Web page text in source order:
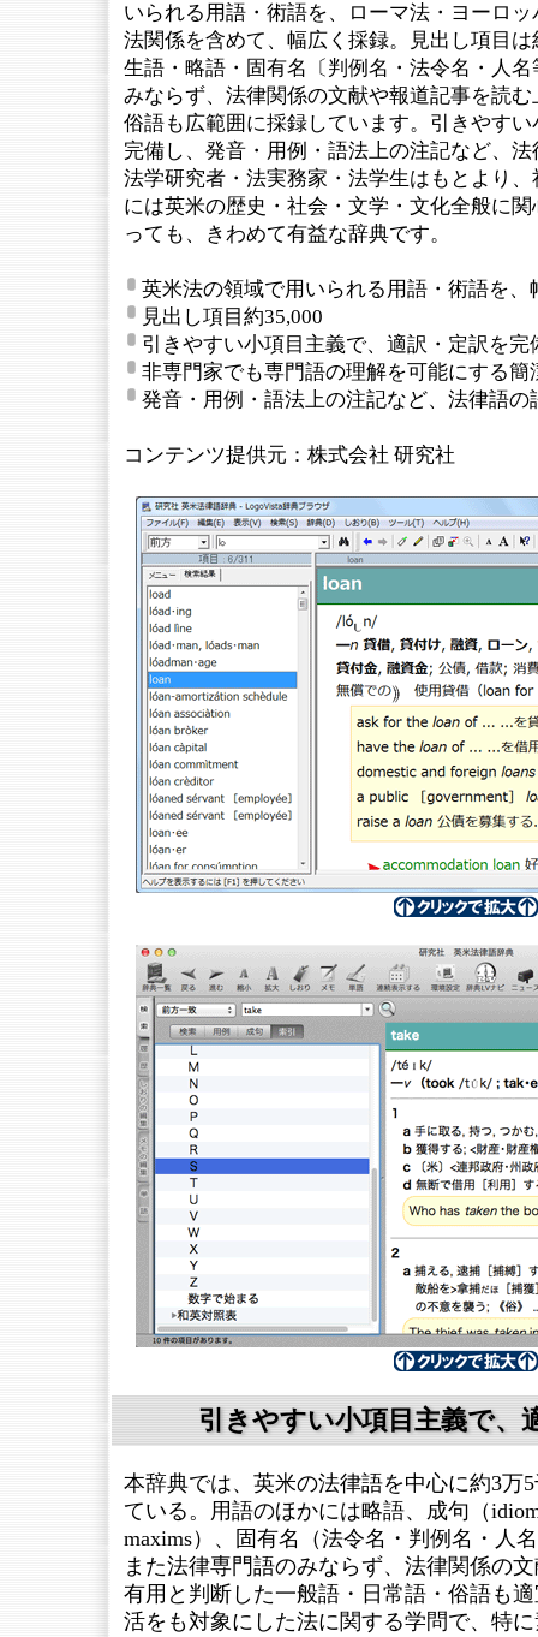
いられる用語・術語を、ローマ法・ヨーロ
法関係を含めて、幅広く採録。見出し項目
生語・略語・固有名〔判例名・法令名・人
みならず、法律関係の文献や報道記事を読
俗語も広範囲に採録しています。引きやす
完備し、発音・用例・語法上の注記など、
法学研究者・法実務家・法学生はもとより
には英米の歴史・社会・文学・文化全般に
っても、きわめて有益な辞典です。
英米法の領域で用いられる用語・術語を、
見出し項目約35,000
引きやすい小項目主義で、適訳・定訳を完
非専門家でも専門語の理解を可能にする簡
発音・用例・語法上の注記など、法律語の
コンテンツ提供元：株式会社 研究社
引きやすい小項目主義で、
本辞典では、英米の法律語を中心に約3万
ている。用語のほかには略語、成句（
maxims）、固有名（法令名・判例名・人
また法律専門語のみならず、法律関係の
有用と判断した一般語・日常語・俗語も
活をも対象にした法に関する学問で、特